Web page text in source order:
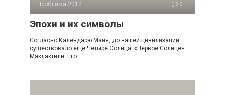
Проблема 2012 0
Эпохи и их символы
Согласно Календарю Майя, до нашей цивилизации
существовало еще Четыре Солнца. «Первое Солнце»
Маклактили. Его